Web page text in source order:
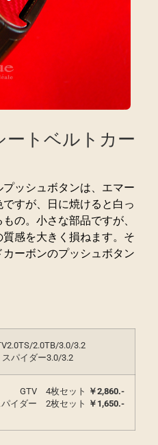
ートベルトカー
ッシュボタンは、エマー
すが、日に焼けると白っ
の。小さな部品ですが、
感を大きく損ねます。そ
ーボンのプッシュボタン
2.0TB/3.0/3.2
スパイダー3.0/3.2
GTV 4枚セット ￥2,860.-
パイダー 2枚セット ￥1,650.-